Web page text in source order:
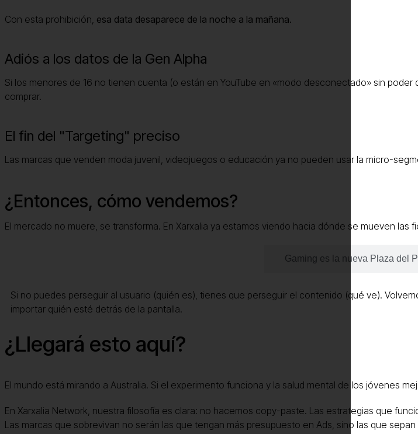
Con esta prohibición, esa data desaparece de la noche a la mañana.
Adiós a los datos de la Gen Alpha
Si los menores de 16 no tienen cuenta (o están en YouTube en «modo desconectado» sin
comprar.
El fin del "Targeting" preciso
Las marcas que venden moda juvenil, videojuegos o educación ya no pueden usar la micro-
¿Entonces, cómo vendemos?
El mercado no muere, se transforma. En Xarxalia ya estamos viendo hacia dónde se mueven las
Gaming es la nueva Plaza del
Si no puedes perseguir al usuario (quién es), tienes que perseguir el contenido (qué ve).
importar quién esté detrás de la pantalla.
¿Llegará esto aquí?
El mundo está mirando a Australia. Si el experimento funciona y la salud mental de los jóvenes
En Xarxalia Network, nuestra filosofía es clara: no hacemos copy-paste. Las estrategias que
Las marcas que sobrevivan no serán las que tengan más presupuesto en Ads, sino las que